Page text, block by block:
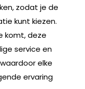
zodat je de
kunt kiezen.
komt, deze
service en
elke
ervaring